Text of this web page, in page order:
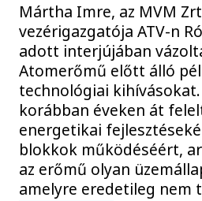
Mártha Imre, az MVM
vezérigazgatója ATV-n
adott interjújában
Atomerőmű előtt álló
technológiai kihívásokat.
korábban éveken át
energetikai
blokkok működéséért,
az erőmű olyan
amelyre eredetileg nem